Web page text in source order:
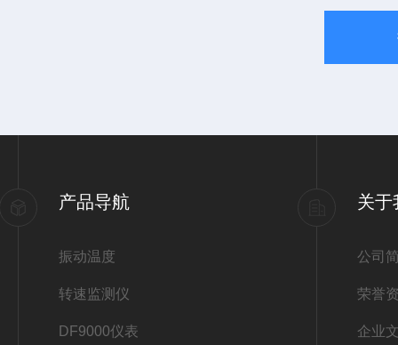
产品导航
振动温度
转速监测仪
DF9000仪表
关于
公司
荣誉
企业